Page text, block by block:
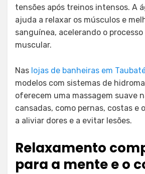
tensões após treinos intensos. A
ajuda a relaxar os músculos e
sanguínea, acelerando o
muscular.
Nas lojas de banheiras em
modelos com sistemas de
oferecem uma massagem suave
cansadas, como pernas, costas e
a aliviar dores e a evitar lesões.
Relaxamento
para a mente e o